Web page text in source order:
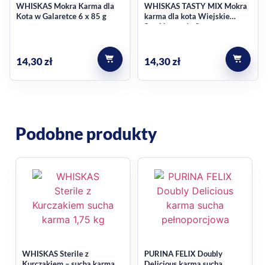
WHISKAS Mokra Karma dla
Kota w Galaretce 6 x 85 g
14,30zł
WHISKAS TASTY MIX Mokra
karma dla kota Wiejskie
Smaki w sosie 8szt.
14,30zł
Podobne produkty
WHISKAS Sterile z
PURINA FELIX Doubly